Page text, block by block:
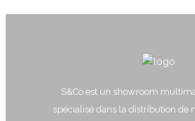
S&Co est un showroom
spécialisé dans la distribution de